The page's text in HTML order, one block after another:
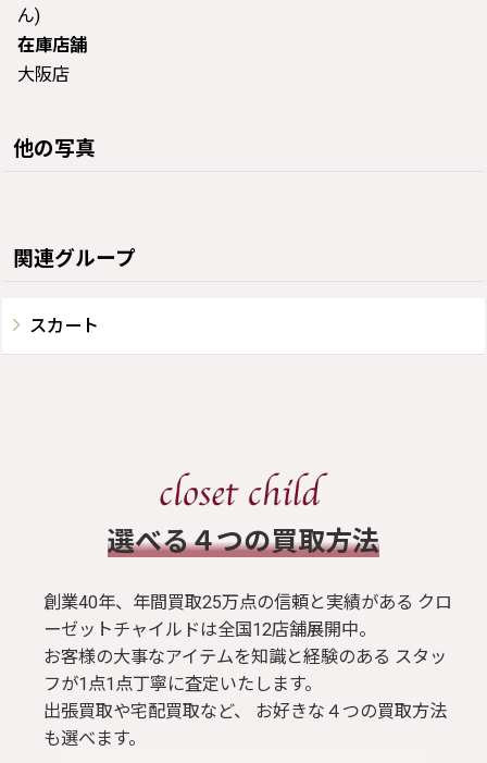
ん)
在庫店舗
大阪店
他の写真
関連グループ
スカート
​選べる４つの買取方法
創業40年、年間買取25万点の信頼と実績がある クロ
ーゼットチャイルドは全国12店舗展開中。
お客様の大事なアイテムを知識と経験のある スタッ
フが1点1点丁寧に査定いたします。
出張買取や宅配買取など、 お好きな４つの買取方法
も選べます。